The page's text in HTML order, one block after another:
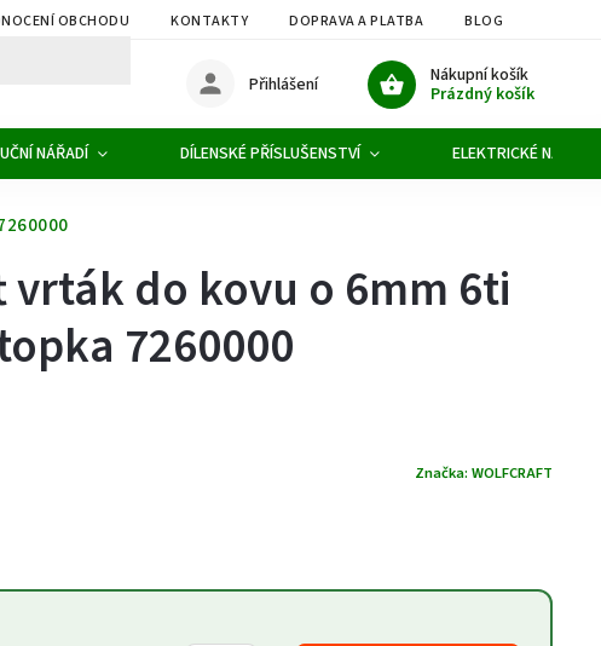
OBCHODU KONTAKTY DOPRAVA A PLATBA BLOG
Nákupní košík
Prázdný košík
Přihlášení
NÁŘADÍ DÍLENSKÉ PŘÍSLUŠENSTVÍ ELEKTRICKÉ NÁŘADÍ
do kovu o 6mm 6ti
7260000
Značka: WOLFCRAFT